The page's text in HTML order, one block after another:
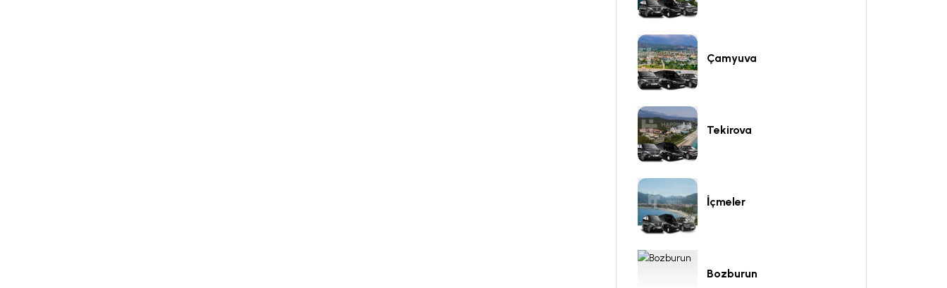
Çamyuva
Tekirova
İçmeler
Bozburun